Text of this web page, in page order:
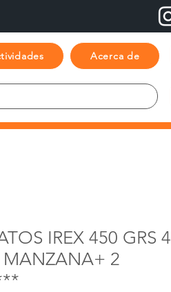
Acerca de
IREX 450 GRS 4
MANZANA+ 2